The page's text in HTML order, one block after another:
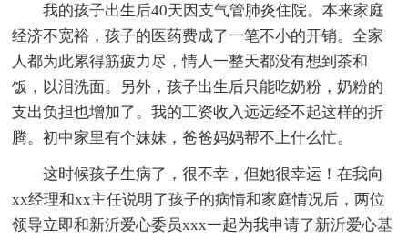
我的孩子出生后40天因支气管肺炎住院。本来家庭
经济不宽裕，孩子的医药费成了一笔不小的开销。全家
人都为此累得筋疲力尽，情人一整天都没有想到茶和
饭，以泪洗面。另外，孩子出生后只能吃奶粉，奶粉的
支出负担也增加了。我的工资收入远远经不起这样的折
腾。初中家里有个妹妹，爸爸妈妈帮不上什么忙。
这时候孩子生病了，很不幸，但她很幸运！在我向
xx经理和xx主任说明了孩子的病情和家庭情况后，两位
领导立即和新沂爱心委员xxx一起为我申请了新沂爱心基